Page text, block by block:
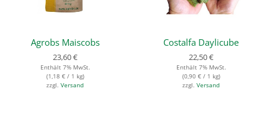
Agrobs Maiscobs
23,60€
Enthält 7% MwSt.
(1,18 €/ 1 kg)
zzgl. Versand
Costalfa Daylicube
22,50€
Enthält 7% MwSt.
(0,90 €/ 1 kg)
zzgl. Versand